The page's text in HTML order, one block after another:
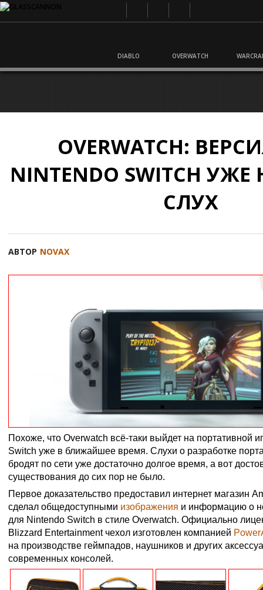
DIABLO OVERWATCH
OVERWATCH:
NINTENDO SWITCH
СЛУХ
АВТОР NOVAX
Похоже, что Overwatch всё-таки выйдет на портативной
Switch уже в ближайшее время. Слухи о разработке
бродят по сети уже достаточно долгое время, а вот
существования до сих пор не было.
Первое доказательство предоставил интернет магазин
сделал общедоступными изображения и информацию о
для Nintendo Switch в стиле Overwatch. Официально
Blizzard Entertainment чехол изготовлен компанией
на производстве геймпадов, наушников и других
современных консолей.